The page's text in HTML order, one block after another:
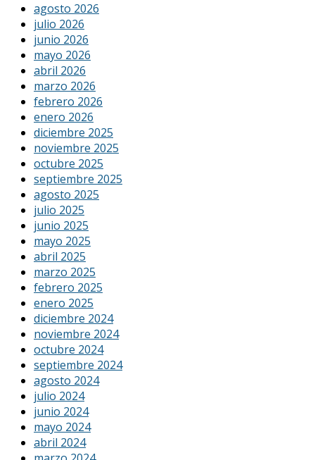
agosto 2026
julio 2026
junio 2026
mayo 2026
abril 2026
marzo 2026
febrero 2026
enero 2026
diciembre 2025
noviembre 2025
octubre 2025
septiembre 2025
agosto 2025
julio 2025
junio 2025
mayo 2025
abril 2025
marzo 2025
febrero 2025
enero 2025
diciembre 2024
noviembre 2024
octubre 2024
septiembre 2024
agosto 2024
julio 2024
junio 2024
mayo 2024
abril 2024